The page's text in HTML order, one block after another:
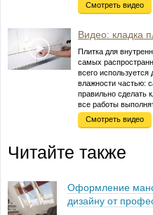
Смотреть видео
Видео: кладка
Плитка для
самых
всего
влажности частью:
правильно сделать
все работы
Смотреть видео
Читайте также
Оформление
дизайну от